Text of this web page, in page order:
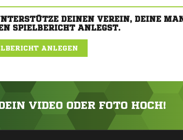
DEINEN VEREIN, DEINE
SPIELBERICHT ANLEGST.
ANLEGEN
VIDEO ODER FOTO HOCH!